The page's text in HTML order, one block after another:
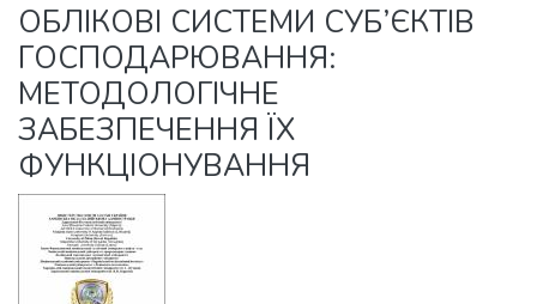
Статистика
ОБЛІКОВІ СИСТЕМИ СУБ’ЄКТІВ
ГОСПОДАРЮВАННЯ:
МЕТОДОЛОГІЧНЕ
ЗАБЕЗПЕЧЕННЯ ЇХ
ФУНКЦІОНУВАННЯ